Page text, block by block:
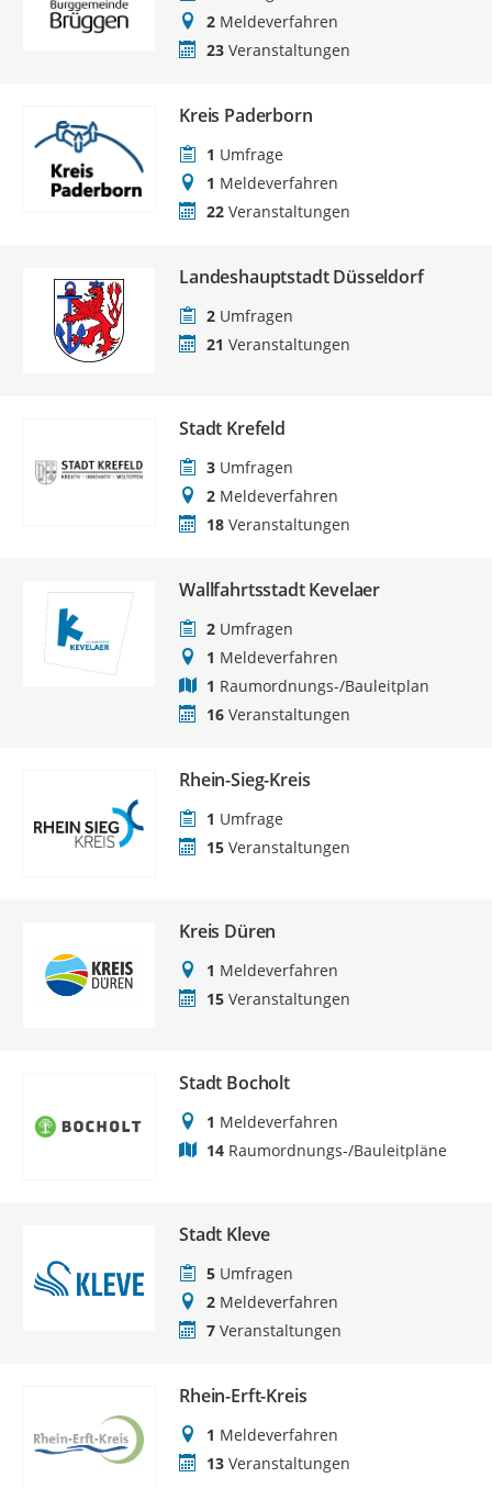
2 Meldeverfahren
23 Veranstaltungen
Kreis Paderborn
1 Umfrage
1 Meldeverfahren
22 Veranstaltungen
Landeshauptstadt Düsseldorf
2 Umfragen
21 Veranstaltungen
Stadt Krefeld
3 Umfragen
2 Meldeverfahren
18 Veranstaltungen
Wallfahrtsstadt Kevelaer
2 Umfragen
1 Meldeverfahren
1 Raumordnungs-/Bauleitplan
16 Veranstaltungen
Rhein-Sieg-Kreis
1 Umfrage
15 Veranstaltungen
Kreis Düren
1 Meldeverfahren
15 Veranstaltungen
Stadt Bocholt
1 Meldeverfahren
14 Raumordnungs-/Bauleitpläne
Stadt Kleve
5 Umfragen
2 Meldeverfahren
7 Veranstaltungen
Rhein-Erft-Kreis
1 Meldeverfahren
13 Veranstaltungen